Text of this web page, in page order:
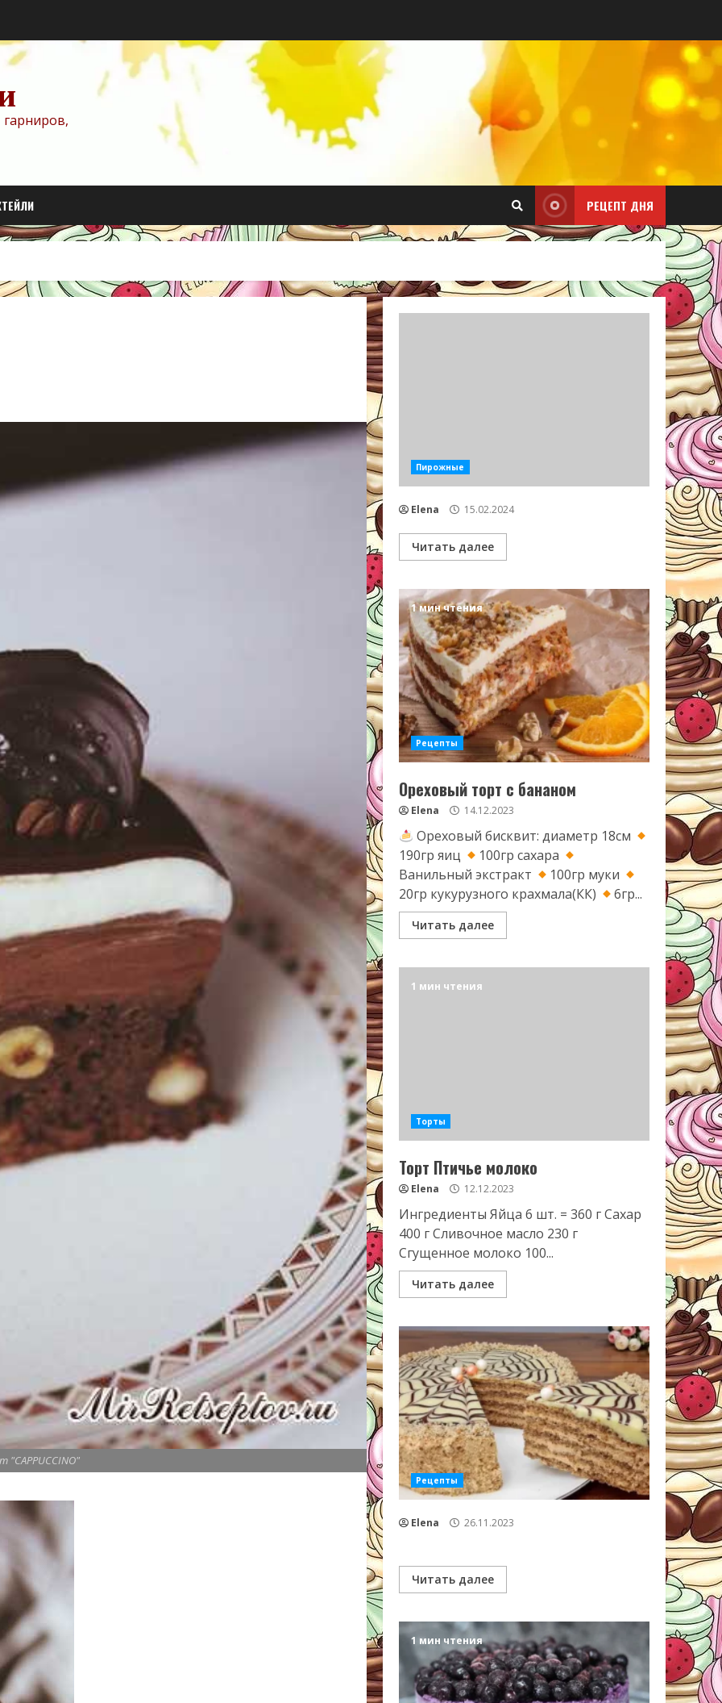
РЕЦЕПТ ДНЯ
"CAPPUCCINO"
Пирожные
Elena 15.02.2024
Читать далее
1 мин чтения
Рецепты
Ореховый торт с бананом
Elena 14.12.2023
Ореховый бисквит: диаметр 18см
190гр яиц
100гр сахара
Ванильный экстракт
100гр муки
20гр кукурузного крахмала(КК)
6гр...
Читать далее
1 мин чтения
Торты
Торт Птичье молоко
Elena 12.12.2023
Ингредиенты Яйца 6 шт. = 360 г Сахар
400 г Сливочное масло 230 г
Сгущенное молоко 100...
Читать далее
Рецепты
Elena 26.11.2023
Читать далее
1 мин чтения